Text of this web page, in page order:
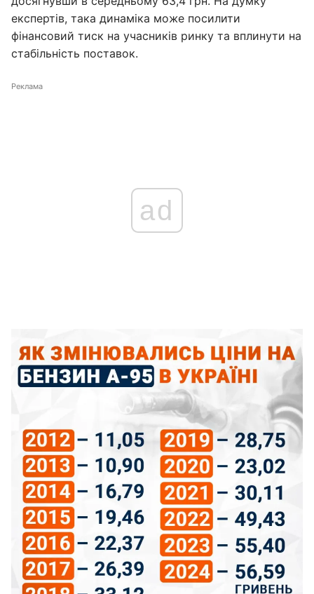
експертів, така динаміка може посилити
фінансовий тиск на учасників ринку та вплинути на
стабільність поставок.
Реклама
ad